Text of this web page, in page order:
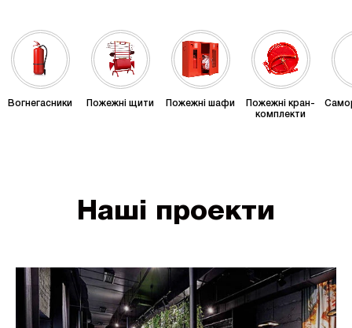
Вогнегасники Пожежні щити Пожежні шафи
Пожежні кран-
комплекти
Наші проекти